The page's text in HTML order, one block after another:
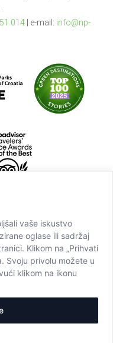
vaše iskustvo
oglase ili sadržaj
Klikom na „Prihvati
Svoju privolu možete u
klikom na ikonu
014| e-mail: info@np-